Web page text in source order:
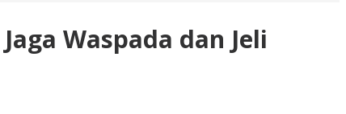
Waspada dan Jeli